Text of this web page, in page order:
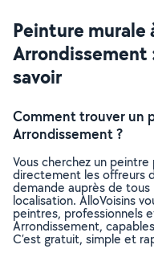
Peinture murale
Arrondissement
savoir
Comment trouver un
Arrondissement ?
Vous cherchez un
directement les offreurs
demande auprès de
localisation. AlloVoisins
peintres, professionnels
Arrondissement,
C’est gratuit, simple et